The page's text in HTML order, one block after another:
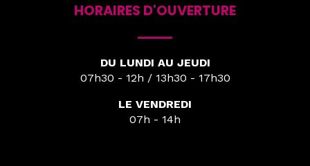
HORAIRES D'OUVERTURE
DU LUNDI AU JEUDI
07h30 - 12h / 13h30 - 17h30
LE VENDREDI
07h - 14h